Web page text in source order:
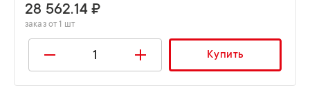
28 562.14 ₽
заказ от 1 шт
Купить